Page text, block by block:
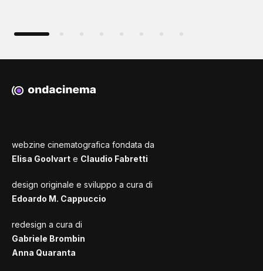
webzine cinematografica fondata da
Elisa Goolvart e Claudio Fabretti
design originale e sviluppo a cura di
Edoardo M. Cappuccio
redesign a cura di
Gabriele Brombin
Anna Quaranta